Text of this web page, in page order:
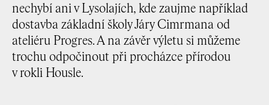
nechybí ani v Lysolajích, kde zaujme například
dostavba základní školy Járy Cimrmana od
ateliéru Progres. A na závěr výletu si můžeme
trochu odpočinout při procházce přírodou
v rokli Housle.